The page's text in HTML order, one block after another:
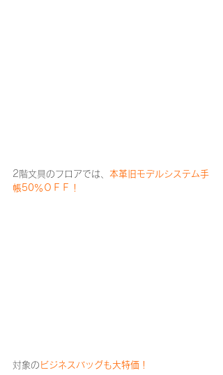
2階文具のフロアでは、 本革旧モデルシステム手
帳50％ＯＦＦ！
対象の ビジネスバッグも大特価！